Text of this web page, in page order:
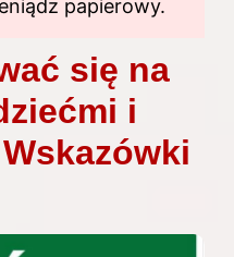
papierowy.
się na
i